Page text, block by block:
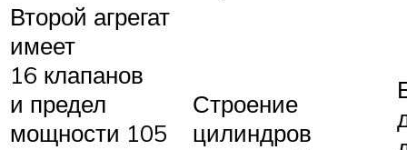
Второй агрегат
имеет
16 клапанов
и предел
мощности 105
Строение
цилиндров